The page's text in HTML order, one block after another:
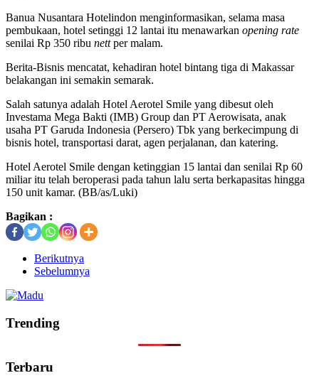
Banua Nusantara Hotelindon menginformasikan, selama masa
pembukaan, hotel setinggi 12 lantai itu menawarkan opening rate
senilai Rp 350 ribu nettper malam.
Berita-Bisnis mencatat, kehadiran hotel bintang tiga di Makassar
belakangan ini semakin semarak.
Salah satunya adalah Hotel Aerotel Smile yang dibesut oleh
Investama Mega Bakti (IMB) Group dan PT Aerowisata, anak
usaha PT Garuda Indonesia (Persero) Tbk yang berkecimpung di
bisnis hotel, transportasi darat, agen perjalanan, dan katering.
Hotel Aerotel Smile dengan ketinggian 15 lantai dan senilai Rp 60
miliar itu telah beroperasi pada tahun lalu serta berkapasitas hingga
150 unit kamar. (BB/as/Luki)
Bagikan :
Berikutnya
Sebelumnya
Trending
Terbaru